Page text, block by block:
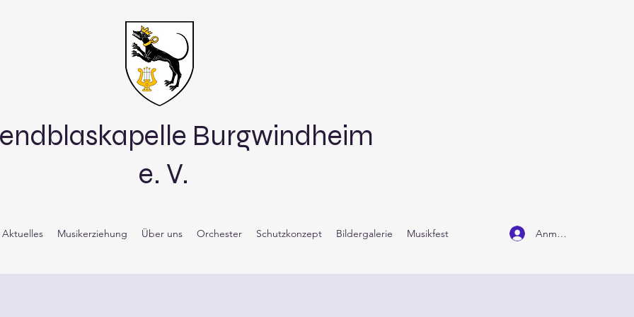
Burgwindheim
e. V.
Aktuelles Musikerziehung Über uns Orchester Schutzkonzept Bildergalerie Musikfest Anmelden